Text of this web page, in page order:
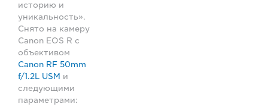
историю и
уникальность».
Снято на камеру
Canon EOS R с
объективом
Canon RF 50mm
f/1.2L USM и
следующими
параметрами: